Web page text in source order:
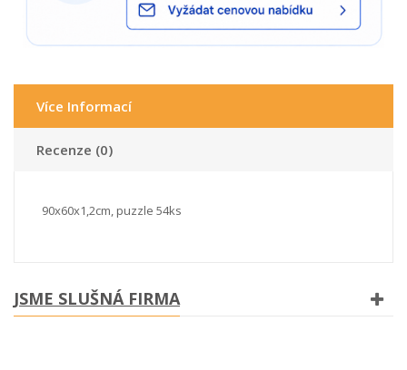
Více Informací
Recenze (0)
90x60x1,2cm, puzzle 54ks
JSME SLUŠNÁ FIRMA